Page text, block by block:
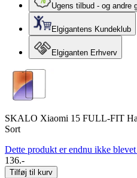
Ugens tilbud - og andre
Elgigantens Kundeklub
Elgiganten Erhverv
SKALO Xiaomi 15 FULL-FIT
Sort
Dette produkt er endnu ikke
136.-
Tilføj til kurv